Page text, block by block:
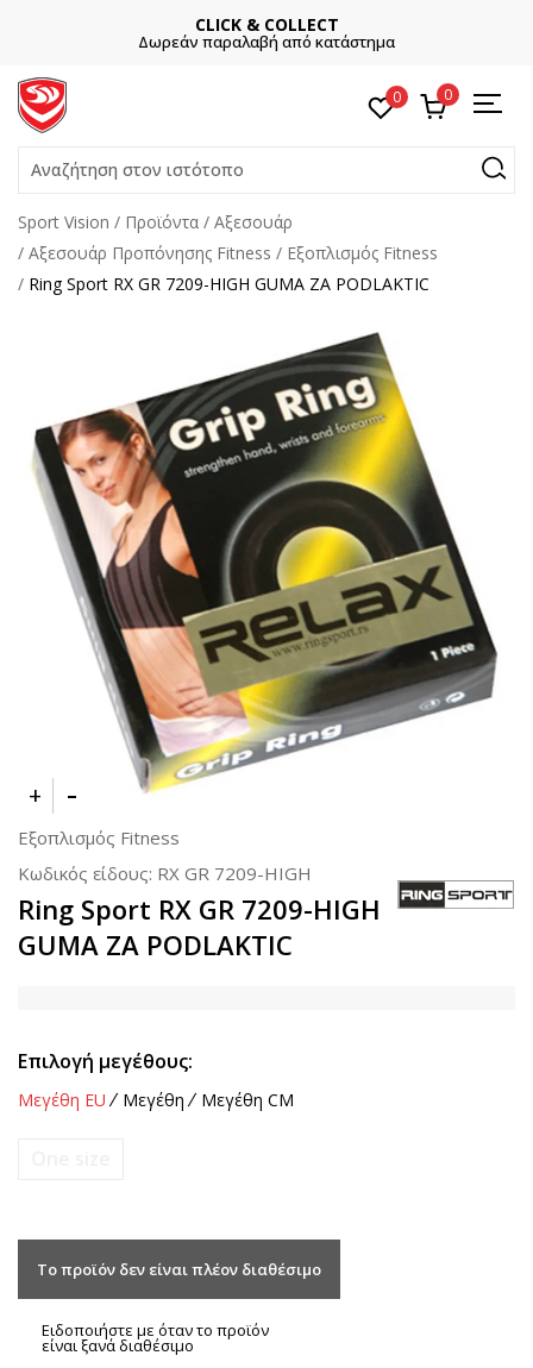
CLICK & COLLECT
Δωρεάν παραλαβή από κατάστημα
0 0
Αναζήτηση στον ιστότοπο
Sport Vision Προϊόντα
Αξεσουάρ
Αξεσουάρ Προπόνησης Fitness
Εξοπλισμός Fitness
Ring Sport RX GR 7209-HIGH GUMA ZA PODLAKTIC
Εξοπλισμός Fitness
Κωδικός είδους: RX GR 7209-HIGH
Ring Sport RX GR 7209-HIGH
GUMA ZA PODLAKTIC
Επιλογή μεγέθους:
Μεγέθη EU Μεγέθη Μεγέθη CM
Το προϊόν δεν είναι πλέον διαθέσιμο
Ειδοποιήστε με όταν το προϊόν
είναι ξανά διαθέσιμο